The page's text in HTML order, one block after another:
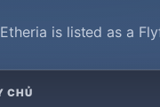
is listed as a
CHỦ